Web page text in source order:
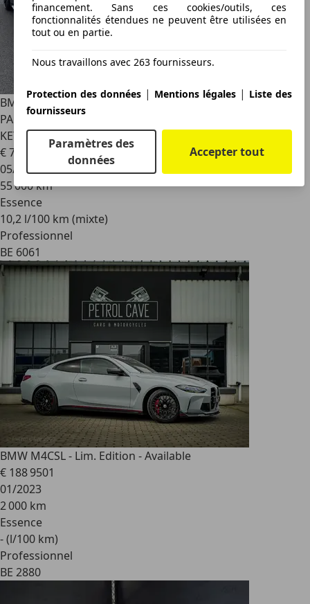
financement. Sans ces cookies/outils, ces
fonctionnalités étendues ne peuvent être utilisées en
tout ou en partie.
Nous travaillons avec 263 fournisseurs.
Protection des données | Mentions légales | Liste des
fournisseurs
Paramètres des
données
Accepter tout
BMW M4COUPÉ 3.0 COMPETITON XDRIVE
PACKMPERFORMANCE/CARBON LASER HEADP H/K 360°
KEYLESS FULL OPTIONS
€ 74 999
05/2023
55 000 km
Essence
10,2 l/100 km (mixte)
Professionnel
BE 6061
BMW M4CSL - Lim. Edition - Available
€ 188 9501
01/2023
2 000 km
Essence
- (l/100 km)
Professionnel
BE 2880